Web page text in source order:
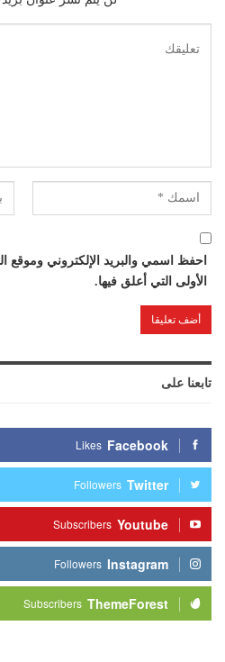
احفظ اسمي والبريد الإلكتروني وموقع
الأولى التي أعلق فيها.
تابعنا على
Facebook
Likes
Twitter
Followers
Youtube
Subscribers
Instagram
Followers
ThemeForest
Subscribers